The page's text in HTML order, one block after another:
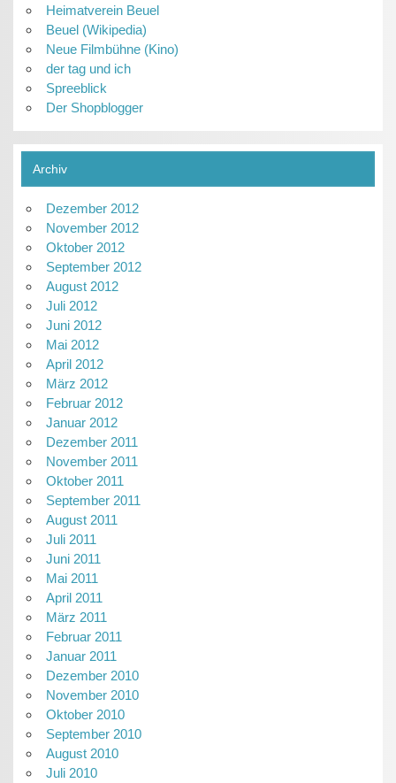
Heimatverein Beuel
Beuel (Wikipedia)
Neue Filmbühne (Kino)
der tag und ich
Spreeblick
Der Shopblogger
Archiv
Dezember 2012
November 2012
Oktober 2012
September 2012
August 2012
Juli 2012
Juni 2012
Mai 2012
April 2012
März 2012
Februar 2012
Januar 2012
Dezember 2011
November 2011
Oktober 2011
September 2011
August 2011
Juli 2011
Juni 2011
Mai 2011
April 2011
März 2011
Februar 2011
Januar 2011
Dezember 2010
November 2010
Oktober 2010
September 2010
August 2010
Juli 2010